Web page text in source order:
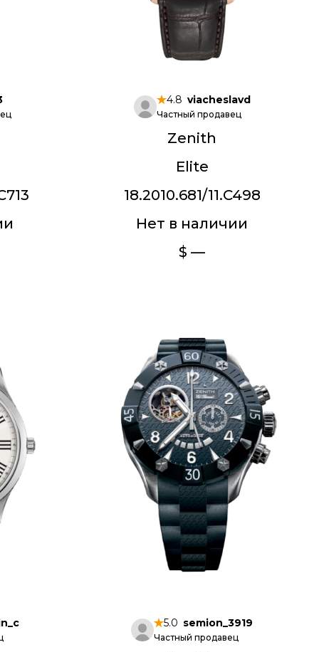
4.8 viacheslavd
Частный продавец
Zenith
Elite
18.2010.681/11.C498
Нет в наличии
$ —
5.0 semion_3919
Частный продавец